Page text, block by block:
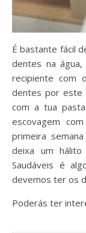
É bastante fácil
dentes na
recipiente com
dentes por este
com a tua
escovagem
primeira
deixa um
Saudáveis é
devemos ter os
Poderás ter